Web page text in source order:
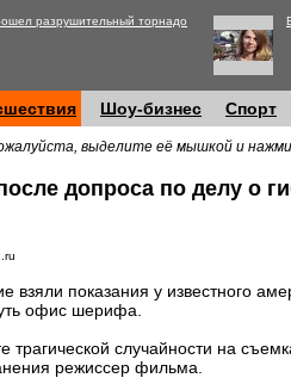
разрушительный торнадо
Шоу-бизнес Спорт
выделите её мышкой и
допроса по делу о
взяли показания у известного
офис шерифа.
трагической случайности на
режиссер фильма.